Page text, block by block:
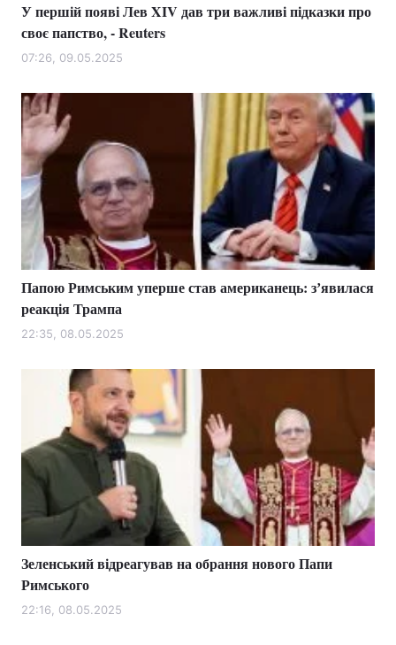
У першій появі Лев XIV дав три важливі підказки про
своє папство, - Reuters
07:26, 09.05.2025
Папою Римським уперше став американець: зʼявилася
реакція Трампа
22:35, 08.05.2025
Зеленський відреагував на обрання нового Папи
Римського
22:16, 08.05.2025